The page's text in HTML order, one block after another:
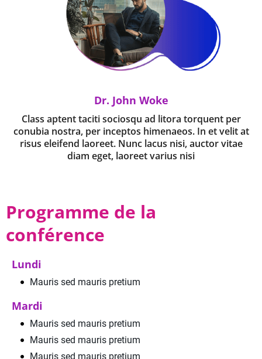
Dr. John Woke
Class aptent taciti sociosqu ad litora torquent per
conubia nostra, per inceptos himenaeos. In et velit at
risus eleifend laoreet. Nunc lacus nisi, auctor vitae
diam eget, laoreet varius nisi
Programme de la
conférence
Lundi
Mauris sed mauris pretium
Mardi
Mauris sed mauris pretium
Mauris sed mauris pretium
Mauris sed mauris pretium